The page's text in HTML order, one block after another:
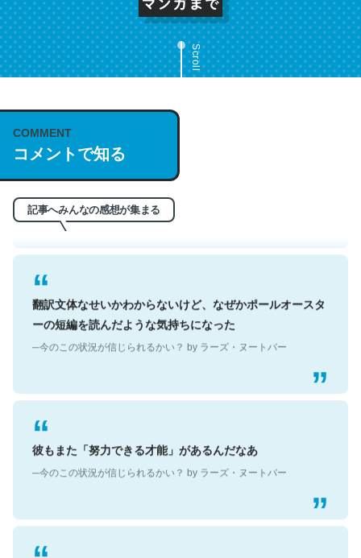
Scroll
COMMENT
コメントで知る
記事へみんなの感想が集まる
これは名文。彼はとてもクレバーなんだろうなと凄く思
う。英語少しでも読める人は原文もお勧め。自分はこの流
れ好き。Let’s Fucking Go. Then Covid hit. Shit.
翻訳文体なせいかわからないけど、なぜかポールオースタ
ーの短編を読んだような気持ちになった
彼もまた「努力できる才能」があるんだなあ